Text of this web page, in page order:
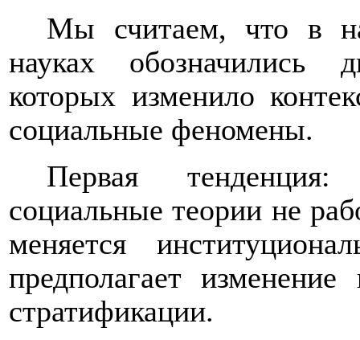
Мы считаем, что в
науках обозначились
которых изменило
социальные феномены.
Первая
социальные теории не
меняется
предполагает
стратификации.